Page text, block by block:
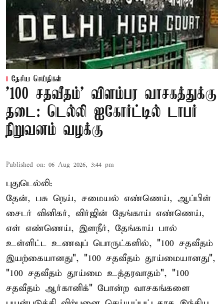
தேசிய செய்திகள்
'100 சதவீதம்' விளம்பர வாசகத்துக்கு
தடை: டெல்லி ஐகோர்ட்டில் டாபர்
நிறுவனம் வழக்கு
Published on: 06 Aug 2026, 3:44 pm
புதுடெல்லி:
தேன், பசு நெய், சமையல் எண்ணெய், ஆப்பிள்
சைடர் வினிகர், விர்ஜின் தேங்காய் எண்ணெய்,
எள் எண்ணெய், இளநீர், தேங்காய் பால்
உள்ளிட்ட உணவுப் பொருட்களில், "100 சதவீதம்
இயற்கையானது", "100 சதவீதம் தூய்மையானது",
"100 சதவீதம் தூய்மை உத்தரவாதம்", "100
சதவீதம் ஆர்கானிக்" போன்ற வாசகங்களை